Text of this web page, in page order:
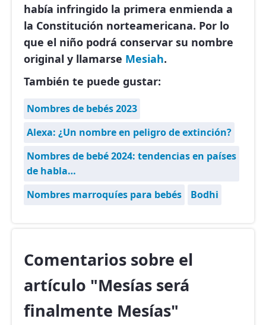
había infringido la primera enmienda a
la Constitución norteamericana. Por lo
que el niño podrá conservar su nombre
original y llamarse Mesiah.
También te puede gustar:
Nombres de bebés 2023
Alexa: ¿Un nombre en peligro de extinción?
Nombres de bebé 2024: tendencias en países
de habla…
Nombres marroquíes para bebés
Bodhi
Comentarios sobre el
artículo "Mesías será
finalmente Mesías"